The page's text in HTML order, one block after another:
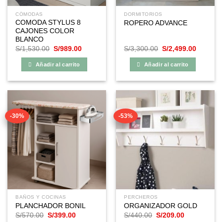
CÓMODAS
COMODA STYLUS 8
CAJONES COLOR
BLANCO
S/1,530.00 El
original
era:
S/1,530.00.
S/989.00El
S/989.00.
Añadir al carrito
DORMITORIOS
ROPERO ADVANCE
S/3,300.00 El
precio
original
era:
S/3,300.00.
S/2,499.00El
Añadir al carrito
-30%
BAÑOS Y COCINAS
PLANCHADOR BONIL
S/570.00 El
S/399.00El
-53%
PERCHEROS
ORGANIZADOR GOLD
S/440.00 El
S/209.00El